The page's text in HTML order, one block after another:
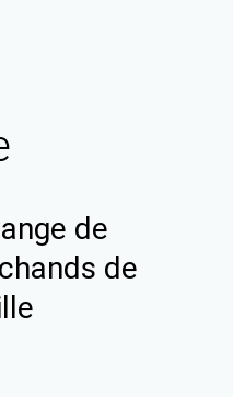
de
de